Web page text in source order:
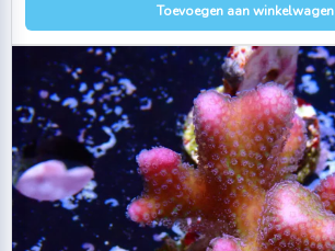
Toevoegen aan winkelwagen